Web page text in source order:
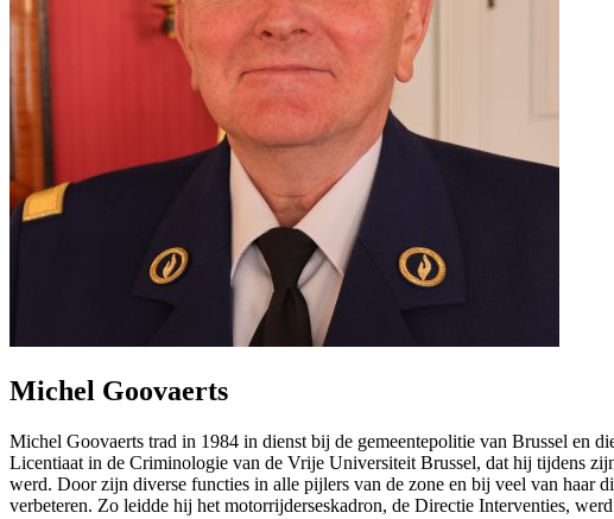
Michel Goovaerts
Michel Goovaerts trad in 1984 in dienst bij de gemeentepolitie van Brussel en
Licentiaat in de Criminologie van de Vrije Universiteit Brussel, dat hij tijdens
werd. Door zijn diverse functies in alle pijlers van de zone en bij veel van haar
verbeteren. Zo leidde hij het motorrijderseskadron, de Directie Interventies,